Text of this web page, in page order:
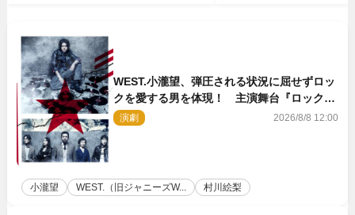
WEST.小瀧望、弾圧される状況に屈せずロッ
クを愛する男を体現！ 主演舞台『ロックン
ロール』ビジュアル解禁
演劇 2026/8/8 12:00
小瀧望 WEST.（旧ジャニーズW... 村川絵梨